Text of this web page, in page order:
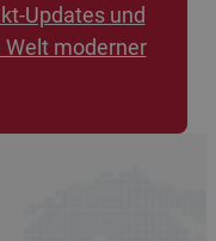
Updates und
Welt moderner